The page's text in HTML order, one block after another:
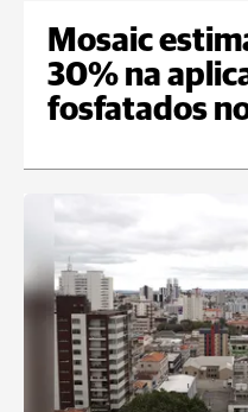
Mosaic
30% na
fosfatados